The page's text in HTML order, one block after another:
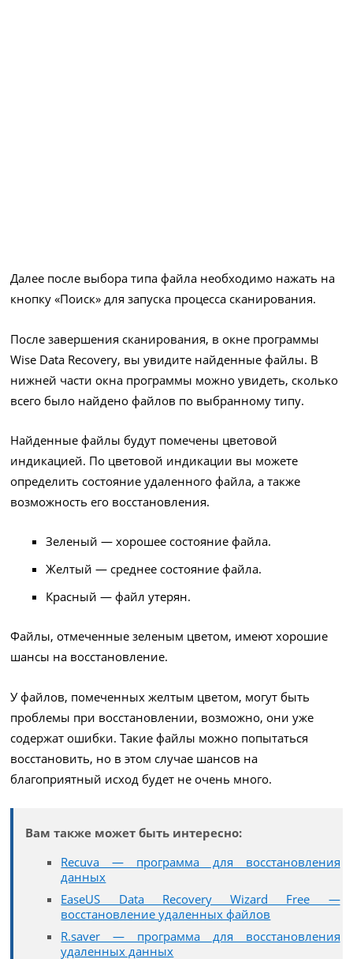
Далее после выбора типа файла необходимо нажать на
кнопку «Поиск» для запуска процесса сканирования.
После завершения сканирования, в окне программы
Wise Data Recovery, вы увидите найденные файлы. В
нижней части окна программы можно увидеть, сколько
всего было найдено файлов по выбранному типу.
Найденные файлы будут помечены цветовой
индикацией. По цветовой индикации вы можете
определить состояние удаленного файла, а также
возможность его восстановления.
Зеленый — хорошее состояние файла.
Желтый — среднее состояние файла.
Красный — файл утерян.
Файлы, отмеченные зеленым цветом, имеют хорошие
шансы на восстановление.
У файлов, помеченных желтым цветом, могут быть
проблемы при восстановлении, возможно, они уже
содержат ошибки. Такие файлы можно попытаться
восстановить, но в этом случае шансов на
благоприятный исход будет не очень много.
Вам также может быть интересно:
Recuva — программа для восстановления
данных
EaseUS Data Recovery Wizard Free —
восстановление удаленных файлов
R.saver — программа для восстановления
удаленных данных